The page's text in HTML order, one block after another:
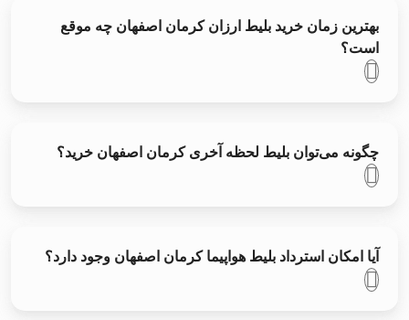
بهترین زمان خرید بلیط ارزان کرمان اصفهان چه موقع
است؟
چگونه می‌توان بلیط لحظه آخری کرمان اصفهان خرید؟
آیا امکان استرداد بلیط هواپیما کرمان اصفهان وجود دارد؟